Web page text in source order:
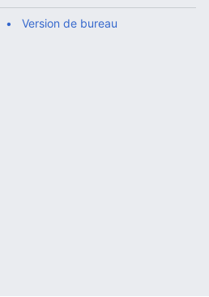
Version de bureau